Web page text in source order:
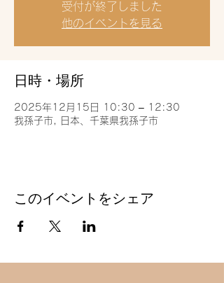
受付が終了しました
他のイベントを見る
日時・場所
2025年12月15日 10:30 – 12:30
我孫子市, 日本、千葉県我孫子市
このイベントをシェア